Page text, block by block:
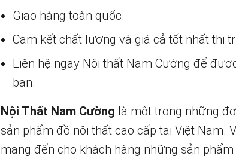
Giao hàng toàn quốc.
Cam kết chất lượng và giá cả tốt nhất thị
Liên hệ ngay Nội thất Nam Cường để
bạn.
Nội Thất Nam Cường là một trong những
sản phẩm đồ nội thất cao cấp tại Việt Nam.
mang đến cho khách hàng những sản